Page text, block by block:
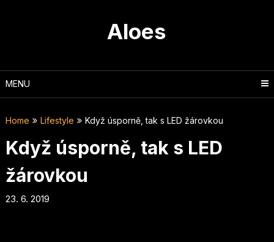
Aloes
MENU
Home Lifestyle Když úsporně, tak s LED žárovkou
Když úsporně, tak s LED
žárovkou
23. 6. 2019